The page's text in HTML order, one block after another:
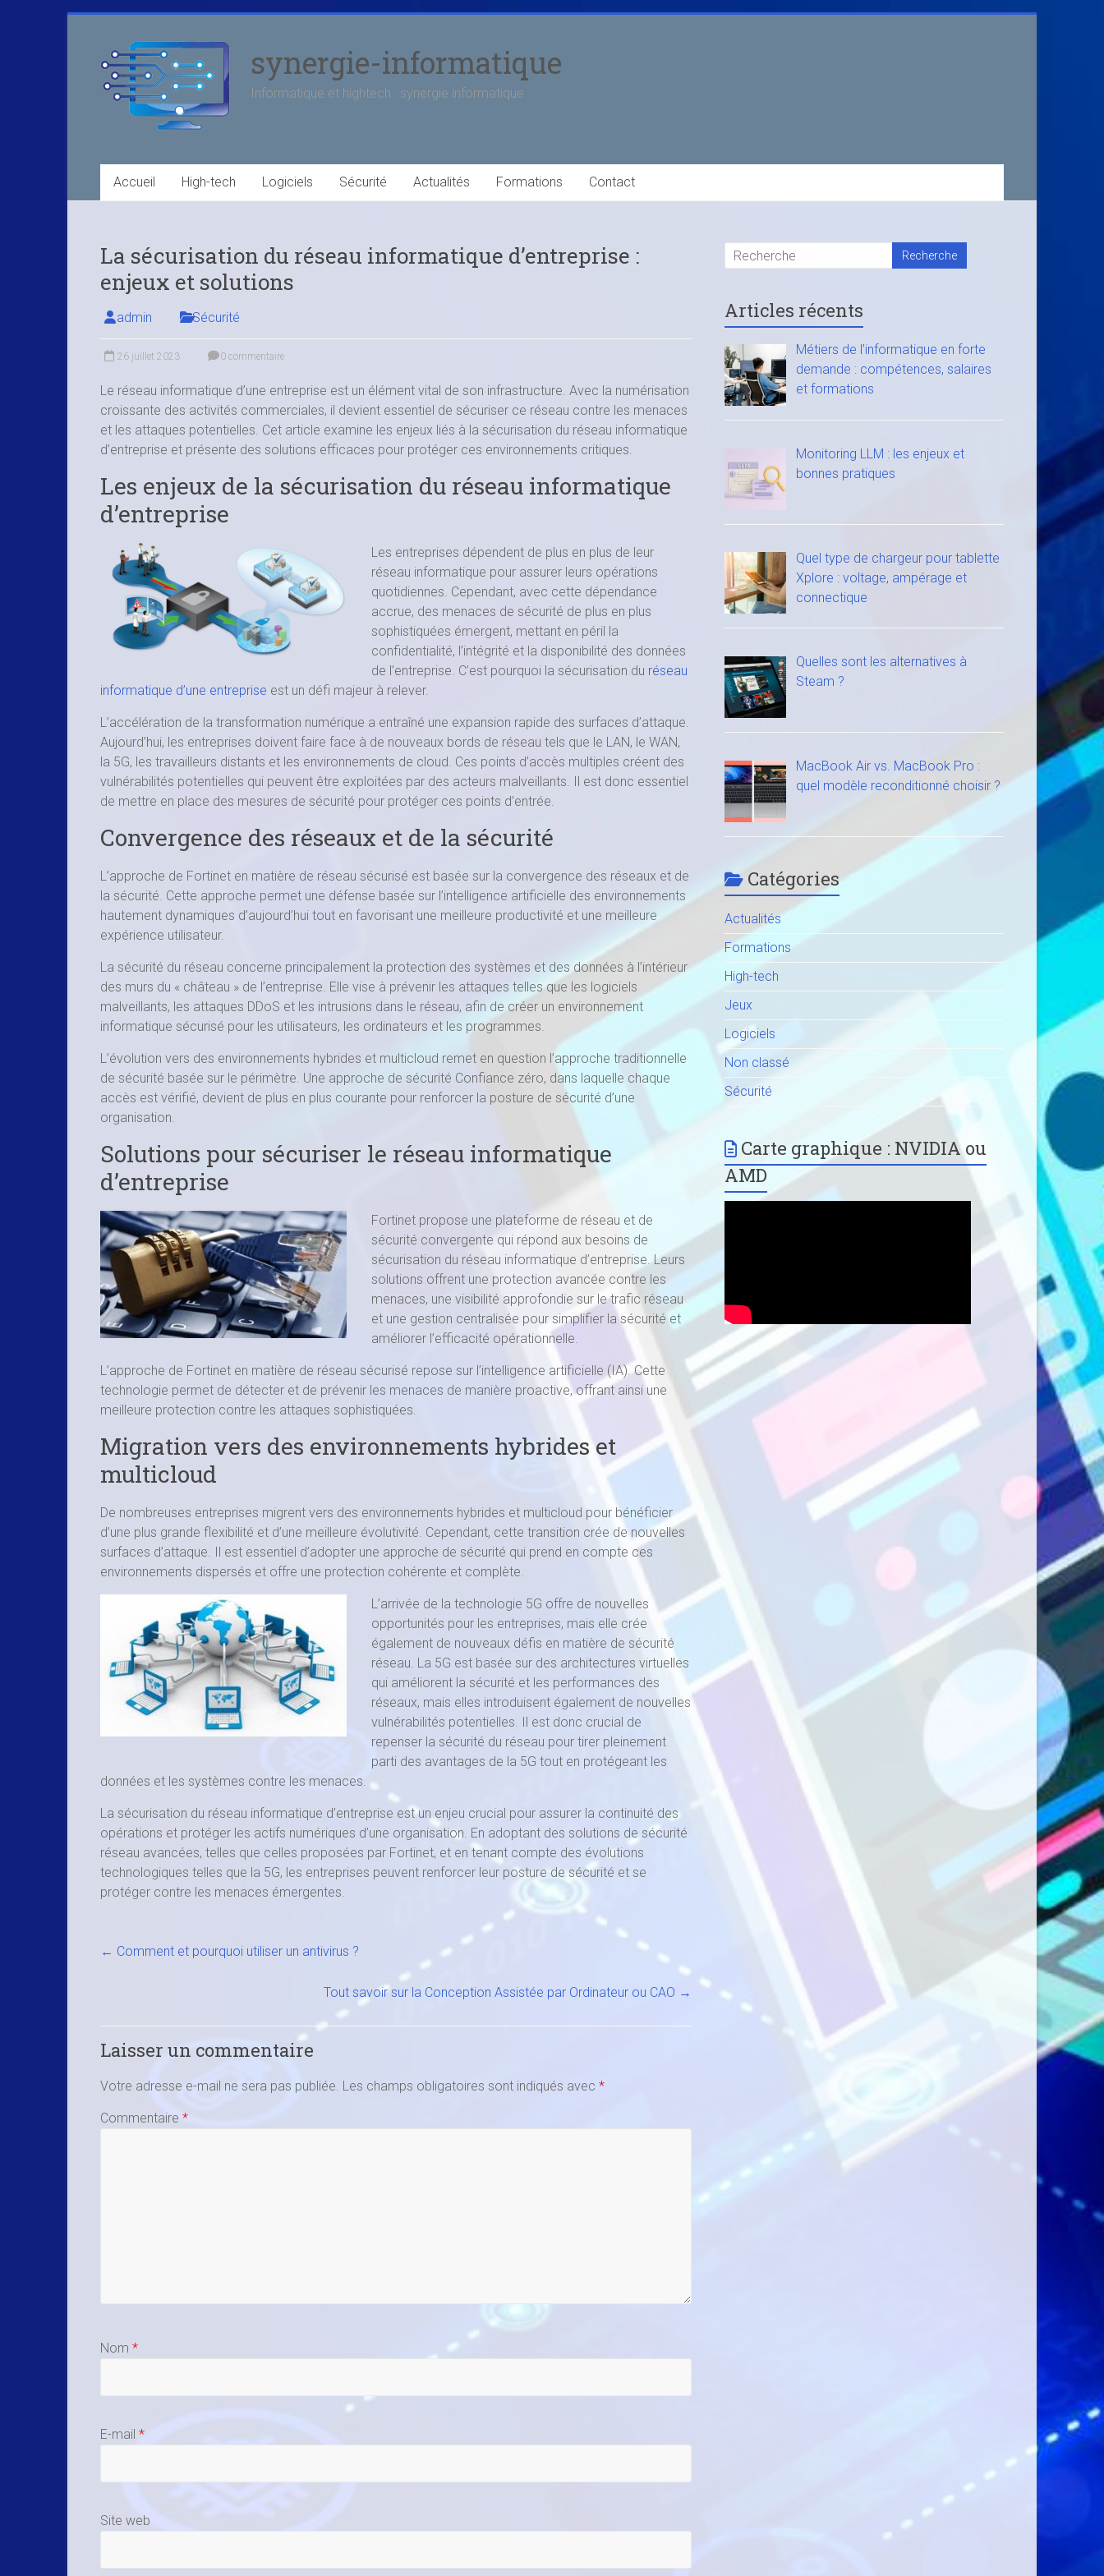
synergie-informatique
Informatique et hightech : synergie informatique
Accueil High-tech Logiciels Sécurité Actualités Formations Contact
La sécurisation du réseau informatique d’entreprise :
enjeux et solutions
admin Sécurité
26 juillet 2023 0 commentaire
Le réseau informatique d’une entreprise est un élément vital de son infrastructure. Avec la numérisation
croissante des activités commerciales, il devient essentiel de sécuriser ce réseau contre les menaces
et les attaques potentielles. Cet article examine les enjeux liés à la sécurisation du réseau informatique
d’entreprise et présente des solutions efficaces pour protéger ces environnements critiques.
Les enjeux de la sécurisation du réseau informatique
d’entreprise
Les entreprises dépendent de plus en plus de leur
réseau informatique pour assurer leurs opérations
quotidiennes. Cependant, avec cette dépendance
accrue, des menaces de sécurité de plus en plus
sophistiquées émergent, mettant en péril la
confidentialité, l’intégrité et la disponibilité des données
de l’entreprise. C’est pourquoi la sécurisation du réseau
informatique d’une entreprise est un défi majeur à relever.
L’accélération de la transformation numérique a entraîné une expansion rapide des surfaces d’attaque.
Aujourd’hui, les entreprises doivent faire face à de nouveaux bords de réseau tels que le LAN, le WAN,
la 5G, les travailleurs distants et les environnements de cloud. Ces points d’accès multiples créent des
vulnérabilités potentielles qui peuvent être exploitées par des acteurs malveillants. Il est donc essentiel
de mettre en place des mesures de sécurité pour protéger ces points d’entrée.
Convergence des réseaux et de la sécurité
L’approche de Fortinet en matière de réseau sécurisé est basée sur la convergence des réseaux et de
la sécurité. Cette approche permet une défense basée sur l’intelligence artificielle des environnements
hautement dynamiques d’aujourd’hui tout en favorisant une meilleure productivité et une meilleure
expérience utilisateur.
La sécurité du réseau concerne principalement la protection des systèmes et des données à l’intérieur
des murs du « château » de l’entreprise. Elle vise à prévenir les attaques telles que les logiciels
malveillants, les attaques DDoS et les intrusions dans le réseau, afin de créer un environnement
informatique sécurisé pour les utilisateurs, les ordinateurs et les programmes.
L’évolution vers des environnements hybrides et multicloud remet en question l’approche traditionnelle
de sécurité basée sur le périmètre. Une approche de sécurité Confiance zéro, dans laquelle chaque
accès est vérifié, devient de plus en plus courante pour renforcer la posture de sécurité d’une
organisation.
Solutions pour sécuriser le réseau informatique
d’entreprise
Fortinet propose une plateforme de réseau et de
sécurité convergente qui répond aux besoins de
sécurisation du réseau informatique d’entreprise. Leurs
solutions offrent une protection avancée contre les
menaces, une visibilité approfondie sur le trafic réseau
et une gestion centralisée pour simplifier la sécurité et
améliorer l’efficacité opérationnelle.
L’approche de Fortinet en matière de réseau sécurisé repose sur l’intelligence artificielle (IA). Cette
technologie permet de détecter et de prévenir les menaces de manière proactive, offrant ainsi une
meilleure protection contre les attaques sophistiquées.
Migration vers des environnements hybrides et
multicloud
De nombreuses entreprises migrent vers des environnements hybrides et multicloud pour bénéficier
d’une plus grande flexibilité et d’une meilleure évolutivité. Cependant, cette transition crée de nouvelles
surfaces d’attaque. Il est essentiel d’adopter une approche de sécurité qui prend en compte ces
environnements dispersés et offre une protection cohérente et complète.
L’arrivée de la technologie 5G offre de nouvelles
opportunités pour les entreprises, mais elle crée
également de nouveaux défis en matière de sécurité
réseau. La 5G est basée sur des architectures virtuelles
qui améliorent la sécurité et les performances des
réseaux, mais elles introduisent également de nouvelles
vulnérabilités potentielles. Il est donc crucial de
repenser la sécurité du réseau pour tirer pleinement
parti des avantages de la 5G tout en protégeant les
données et les systèmes contre les menaces.
La sécurisation du réseau informatique d’entreprise est un enjeu crucial pour assurer la continuité des
opérations et protéger les actifs numériques d’une organisation. En adoptant des solutions de sécurité
réseau avancées, telles que celles proposées par Fortinet, et en tenant compte des évolutions
technologiques telles que la 5G, les entreprises peuvent renforcer leur posture de sécurité et se
protéger contre les menaces émergentes.
← Comment et pourquoi utiliser un antivirus ?
Tout savoir sur la Conception Assistée par Ordinateur ou CAO →
Laisser un commentaire
Votre adresse e-mail ne sera pas publiée. Les champs obligatoires sont indiqués avec *
Commentaire *
Nom *
E-mail *
Site web
Articles récents
Métiers de l’informatique en forte
demande : compétences, salaires
et formations
Monitoring LLM : les enjeux et
bonnes pratiques
Quel type de chargeur pour tablette
Xplore : voltage, ampérage et
connectique
Quelles sont les alternatives à
Steam ?
MacBook Air vs. MacBook Pro :
quel modèle reconditionné choisir ?
Catégories
Actualités
Formations
High-tech
Jeux
Logiciels
Non classé
Sécurité
Carte graphique : NVIDIA ou
AMD